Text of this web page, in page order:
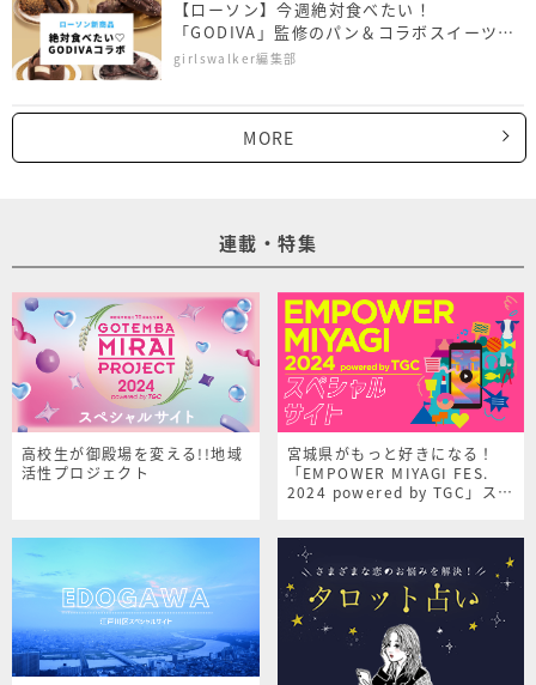
【ローソン】今週絶対食べたい！
「GODIVA」監修のパン＆コラボスイーツ4
商品
girlswalker編集部
MORE
連載・特集
高校生が御殿場を変える!!地域
活性プロジェクト
宮城県がもっと好きになる！
「EMPOWER MIYAGI FES.
2024 powered by TGC」スペ